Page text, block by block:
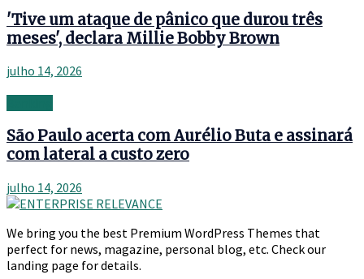
'Tive um ataque de pânico que durou três
meses', declara Millie Bobby Brown
julho 14, 2026
São Paulo acerta com Aurélio Buta e assinará
com lateral a custo zero
julho 14, 2026
We bring you the best Premium WordPress Themes that
perfect for news, magazine, personal blog, etc. Check our
landing page for details.